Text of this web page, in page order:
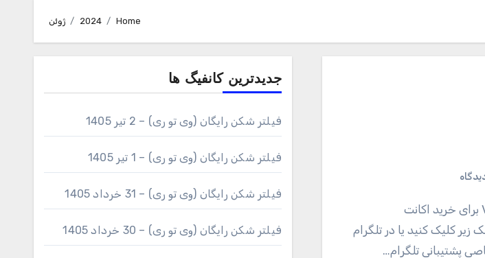
Home
2024 ژوئن
کلیک کنید یا در تلگرام
پشتیبانی تلگرام…
جدیدترین کانفیگ ها
فیلتر شکن رایگان (وی تو ری) – 2 تیر 1405
فیلتر شکن رایگان (وی تو ری) – 1 تیر 1405
فیلتر شکن رایگان (وی تو ری) – 31 خرداد 1405
فیلتر شکن رایگان (وی تو ری) – 30 خرداد 1405